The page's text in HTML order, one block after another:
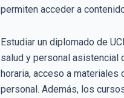
permiten acceder a
Estudiar un diplomado de
salud y personal asistencial
horaria, acceso a
personal. Además, los